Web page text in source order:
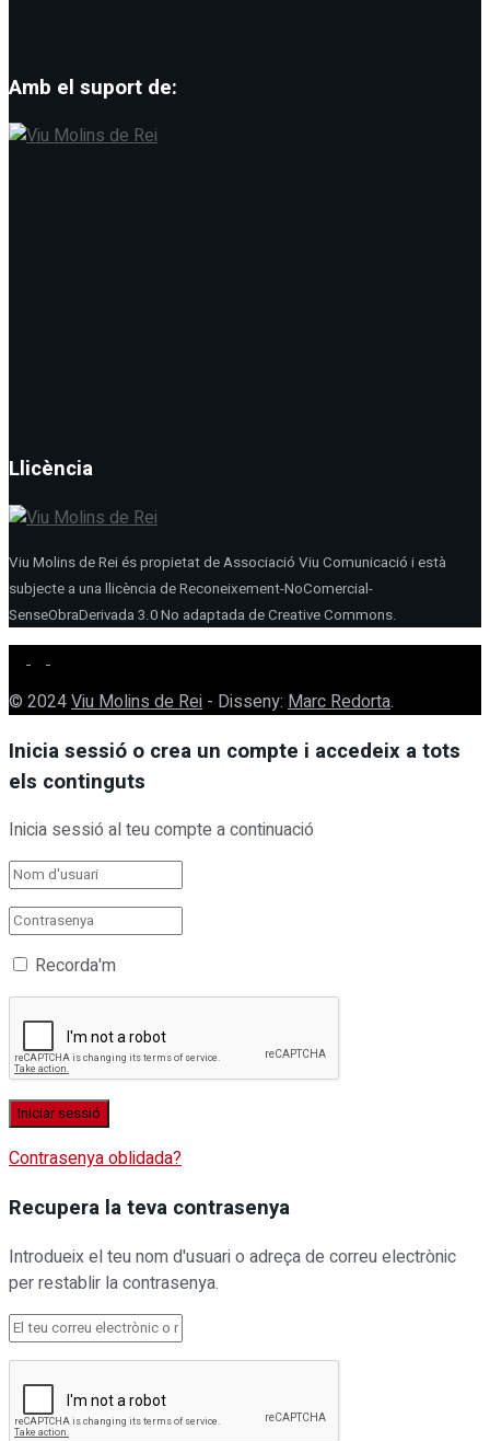
Amb el suport de:
Llicència
Viu Molins de Rei és propietat de Associació Viu Comunicació i està
subjecte a una llicència de Reconeixement-NoComercial-
SenseObraDerivada 3.0 No adaptada de Creative Commons.
© 2024Viu Molins de Rei - Disseny: Marc Redorta.
Inicia sessió o crea un compte i accedeix a tots
els continguts
Inicia sessió al teu compte a continuació
Recorda'm
Contrasenya oblidada?
Recupera la teva contrasenya
Introdueix el teu nom d'usuari o adreça de correu electrònic
per restablir la contrasenya.